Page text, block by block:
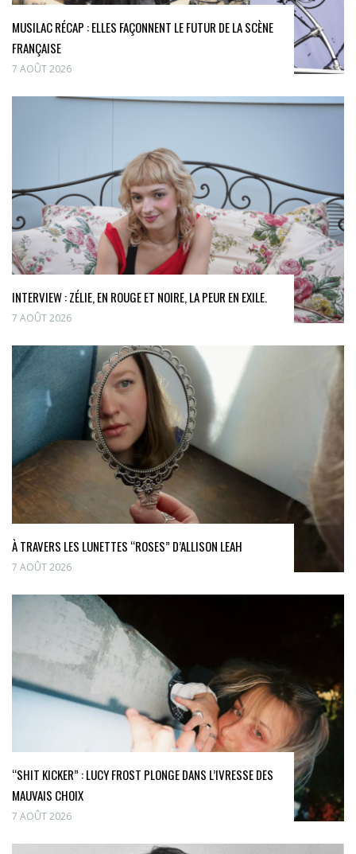
MUSILAC RÉCAP : ELLES FAÇONNENT LE FUTUR DE LA SCÈNE
FRANÇAISE
7 AOÛT 2026
INTERVIEW : ZÉLIE, EN ROUGE ET NOIRE, LA PEUR EN EXILE.
7 AOÛT 2026
À TRAVERS LES LUNETTES “ROSES” D’ALLISON LEAH
7 AOÛT 2026
“SHIT KICKER” : LUCY FROST PLONGE DANS L’IVRESSE DES
MAUVAIS CHOIX
7 AOÛT 2026